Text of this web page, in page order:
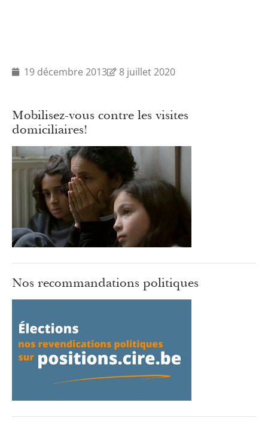
19 décembre 2013 8 juillet 2020
Mobilisez-vous contre les visites
domiciliaires!
Nos recommandations politiques